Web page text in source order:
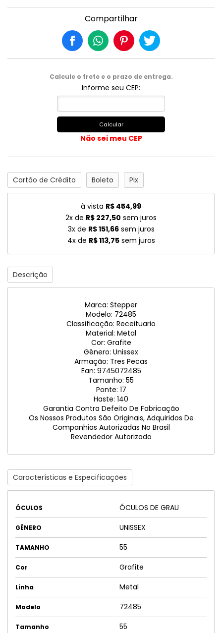
Compartilhar
Calcule o frete e o prazo de entrega.
Informe seu CEP:
Calcular
Não sei meu CEP
Cartão de Crédito Boleto Pix
à vista R$ 454,99
2x de R$ 227,50 sem juros
3x de R$ 151,66sem juros
4x de R$ 113,75sem juros
Descrição
Marca: Stepper
Modelo: 72485
Classificação: Receituario
Material: Metal
Cor: Grafite
Gênero: Unissex
Armação: Tres Pecas
Ean: 9745072485
Tamanho: 55
Ponte: 17
Haste: 140
Garantia Contra Defeito De Fabricação
Os Nossos Produtos São Originais, Adquiridos De
Companhias Autorizadas No Brasil
Revendedor Autorizado
Características e Especificações
ÓCULOS ÓCULOS DE GRAU
GÊNERO UNISSEX
TAMANHO 55
Cor Grafite
Linha Metal
Modelo 72485
Tamanho 55